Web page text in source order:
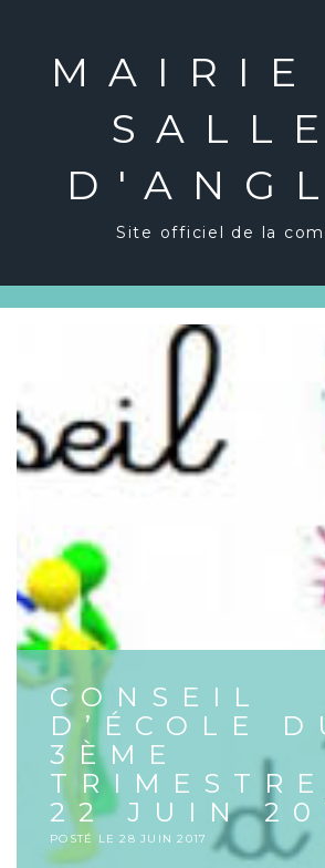
MAIRIE
Site officiel de la
CONSEIL
D’ÉCOLE
3ÈME
22 JUIN
POSTÉ LE28 JUIN 2017